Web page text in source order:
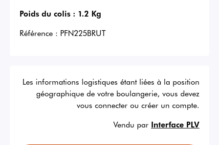
Poids du colis : 1.2 Kg
Référence : PFN225BRUT
Les informations logistiques étant liées à la position
géographique de votre boulangerie, vous devez
vous connecter ou créer un compte.
Vendu par Interface PLV